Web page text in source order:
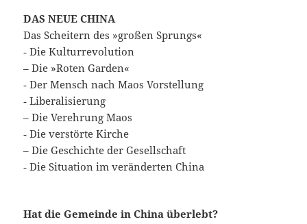
DAS NEUE CHINA
Das Scheitern des »großen Sprungs«
‑ Die Kulturrevolution
– Die »Roten Garden«
‑ Der Mensch nach Maos Vorstellung
‑ Liberalisierung
– Die Verehrung Maos
‑ Die verstörte Kirche
– Die Geschichte der Gesellschaft
‑ Die Situation im veränderten China
Hat die Gemeinde in China überlebt?